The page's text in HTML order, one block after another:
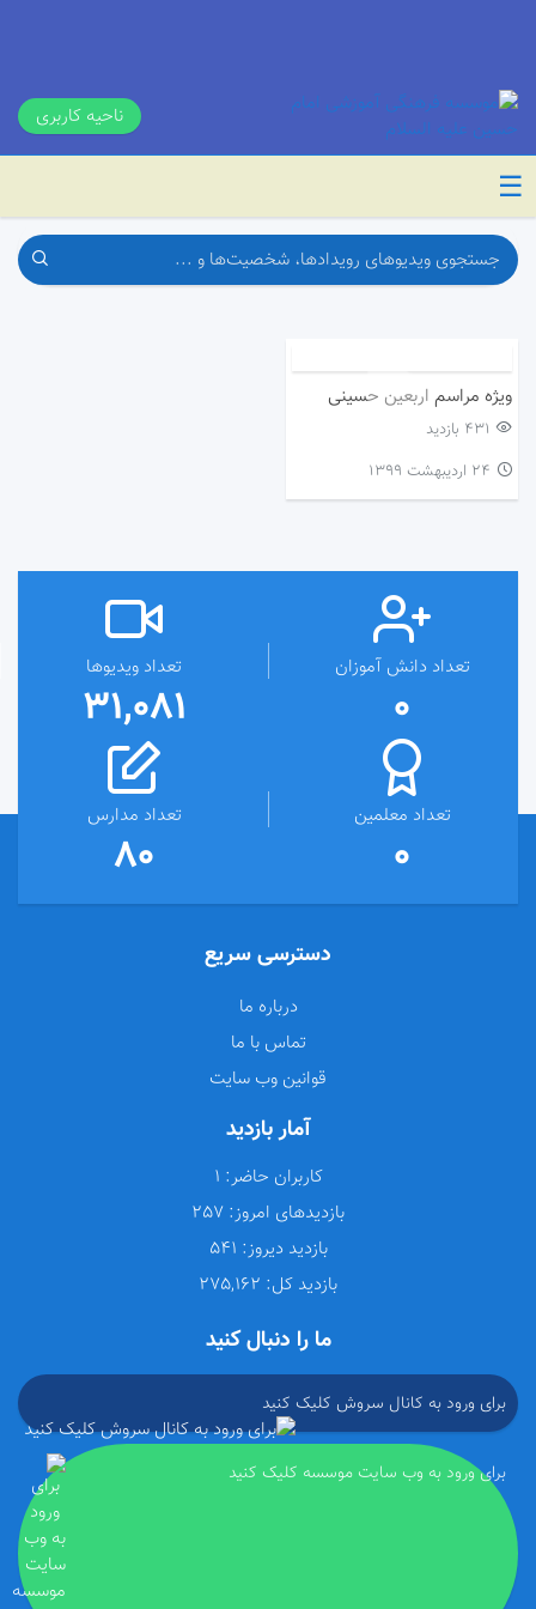
ناحیه کاربری
☰
ویژه مراسم اربعین حسینی
431 بازدید
۲۴ اردیبهشت ۱۳۹۹
تعداد دانش آموزان
0
تعداد ویدیوها
31,081
تعداد معلمین
0
تعداد مدارس
80
دسترسی سریع
درباره ما
تماس با ما
قوانین وب سایت
آمار بازدید
کاربران حاضر:
بازدیدهای امروز:
بازدید دیروز:
بازدید کل:
ما را دنبال کنید
برای ورود به کانال سروش کلیک کنید
برای ورود به وب سایت موسسه کلیک کنید